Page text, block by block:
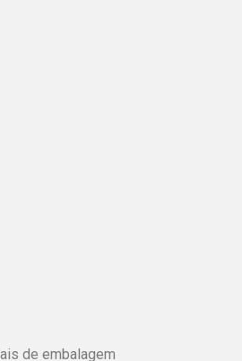
de embalagem